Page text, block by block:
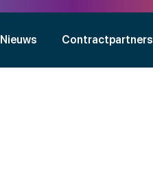
Nieuws Contractpartners